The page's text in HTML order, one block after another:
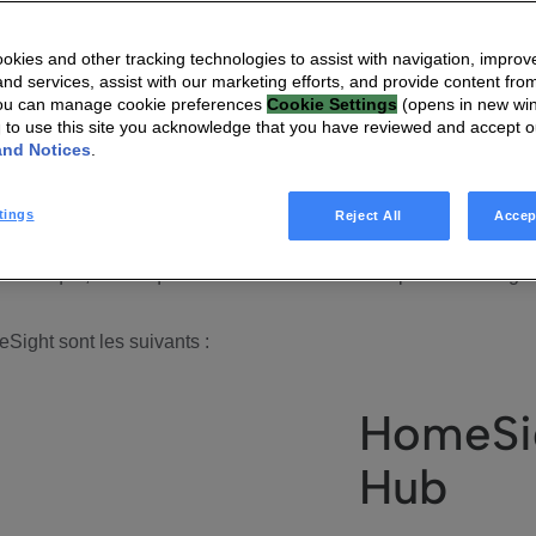
d’une plateforme gérée prête à l’emploi qui comprend
soins peuvent rapidement tester et mettre en place un
tandis qu’ils se concentreront sur la prise en
sont les suivants :
Hub
and other tracking technologies to assist with navigation,
services, assist with our marketing efforts, and provide content
can manage cookie preferences Cookie Settings (opens in new
to use this site you acknowledge that you have reviewed and accept
Notices
Reject All